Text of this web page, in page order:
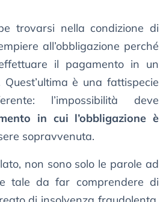
trovarsi nella condizione di
all’obbligazione perché
il pagamento in un
è una fattispecie
l’impossibilità deve
in cui l’obbligazione è
sopravvenuta.
non sono solo le parole ad
tale da far comprendere di